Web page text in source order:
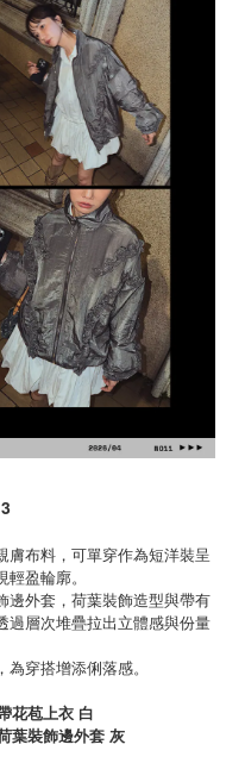
膚布料，可單穿作為短洋裝呈
盈輪廓。
邊外套，荷葉裝飾造型與帶有
過層次堆疊拉出立體感與份量
穿搭增添俐落感。
花苞上衣 白
葉裝飾邊外套 灰